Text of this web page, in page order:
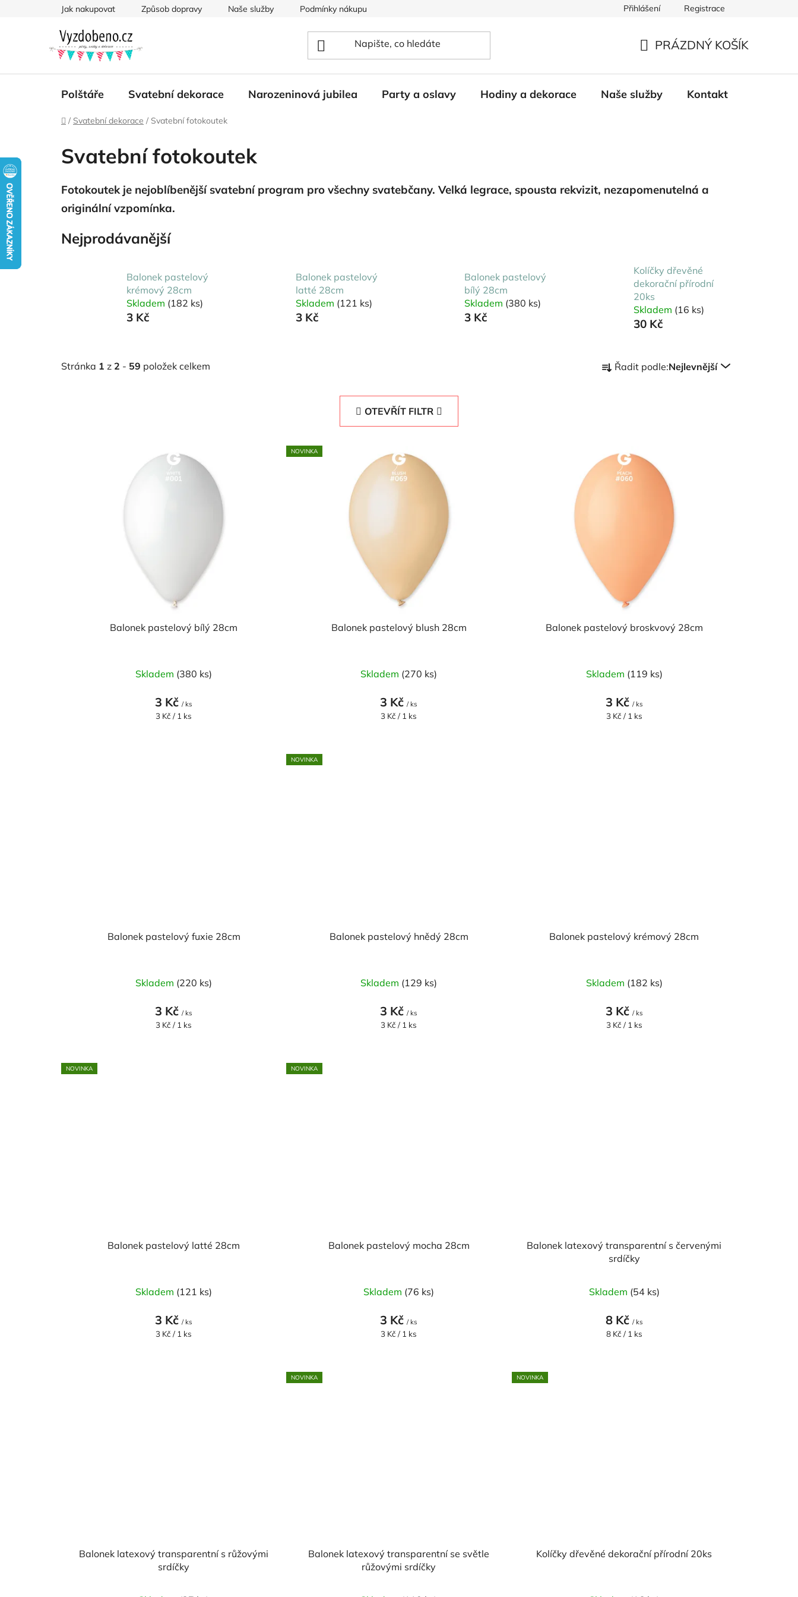
Jak nakupovat Způsob dopravy Naše služby Podmínky nákupu Přihlášení Registrace
KOŠÍK
PRÁZDNÝ KOŠÍK
Polštáře Svatební dekorace Narozeninová jubilea Party a oslavy Hodiny a dekorace Naše služby Kontakt
Domů
/ Svatební dekorace / Svatební fotokoutek
Svatební fotokoutek
Fotokoutek je nejoblíbenější svatební program pro všechny svatebčany. Velká legrace, spousta rekvizit, nezapomenutelná a
originální vzpomínka.
Nejprodávanější
Balonek pastelový
krémový 28cm
Skladem (182 ks)
3 Kč
Balonek pastelový
latté 28cm
Skladem (121 ks)
3 Kč
Balonek pastelový
bílý 28cm
Skladem (380 ks)
3 Kč
Kolíčky dřevěné
dekorační přírodní
20ks
Skladem (16 ks)
30 Kč
Stránka 1 z 2 - 59 položek celkem
a
r
Řadit podle:Nejlevnější
OTEVŘÍT FILTR
Balonek pastelový bílý 28cm
Skladem (380 ks)
3 Kč/ ks
Měrná
3 Kč / 1 ks
NOVINKA
Balonek pastelový blush 28cm
Skladem (270 ks)
3 Kč/ ks
Měrná
3 Kč / 1 ks
Balonek pastelový broskvový 28cm
Skladem (119 ks)
3 Kč / ks
Měrná
3 Kč / 1 ks
Balonek pastelový fuxie 28cm
Skladem (220 ks)
3 Kč/ ks
Měrná
3 Kč / 1 ks
NOVINKA
Balonek pastelový hnědý 28cm
Skladem (129 ks)
3 Kč/ ks
Měrná
3 Kč / 1 ks
Balonek pastelový krémový 28cm
Skladem (182 ks)
3 Kč / ks
Měrná
3 Kč / 1 ks
NOVINKA
Balonek pastelový latté 28cm
Skladem (121 ks)
3 Kč/ ks
Měrná
3 Kč / 1 ks
NOVINKA
Balonek pastelový mocha 28cm
Skladem (76 ks)
3 Kč/ ks
Měrná
3 Kč / 1 ks
Balonek latexový transparentní s červenými
srdíčky
Skladem (54 ks)
8 Kč / ks
Měrná
8 Kč / 1 ks
Balonek latexový transparentní s růžovými
srdíčky
NOVINKA
Balonek latexový transparentní se světle
růžovými srdíčky
NOVINKA
Kolíčky dřevěné dekorační přírodní 20ks